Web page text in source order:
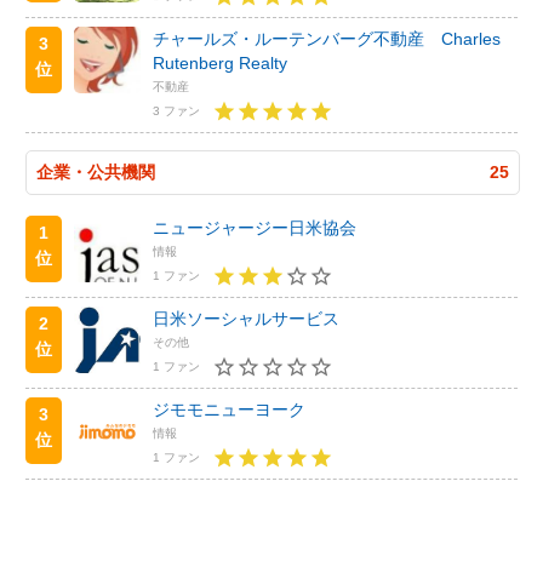
3
位
チャールズ・ルーテンバーグ不動産 Charles
Rutenberg Realty
不動産
3 ファン
企業・公共機関 25
1
位
ニュージャージー日米協会
情報
1 ファン
2
位
日米ソーシャルサービス
その他
1 ファン
3
位
ジモモニューヨーク
情報
1 ファン